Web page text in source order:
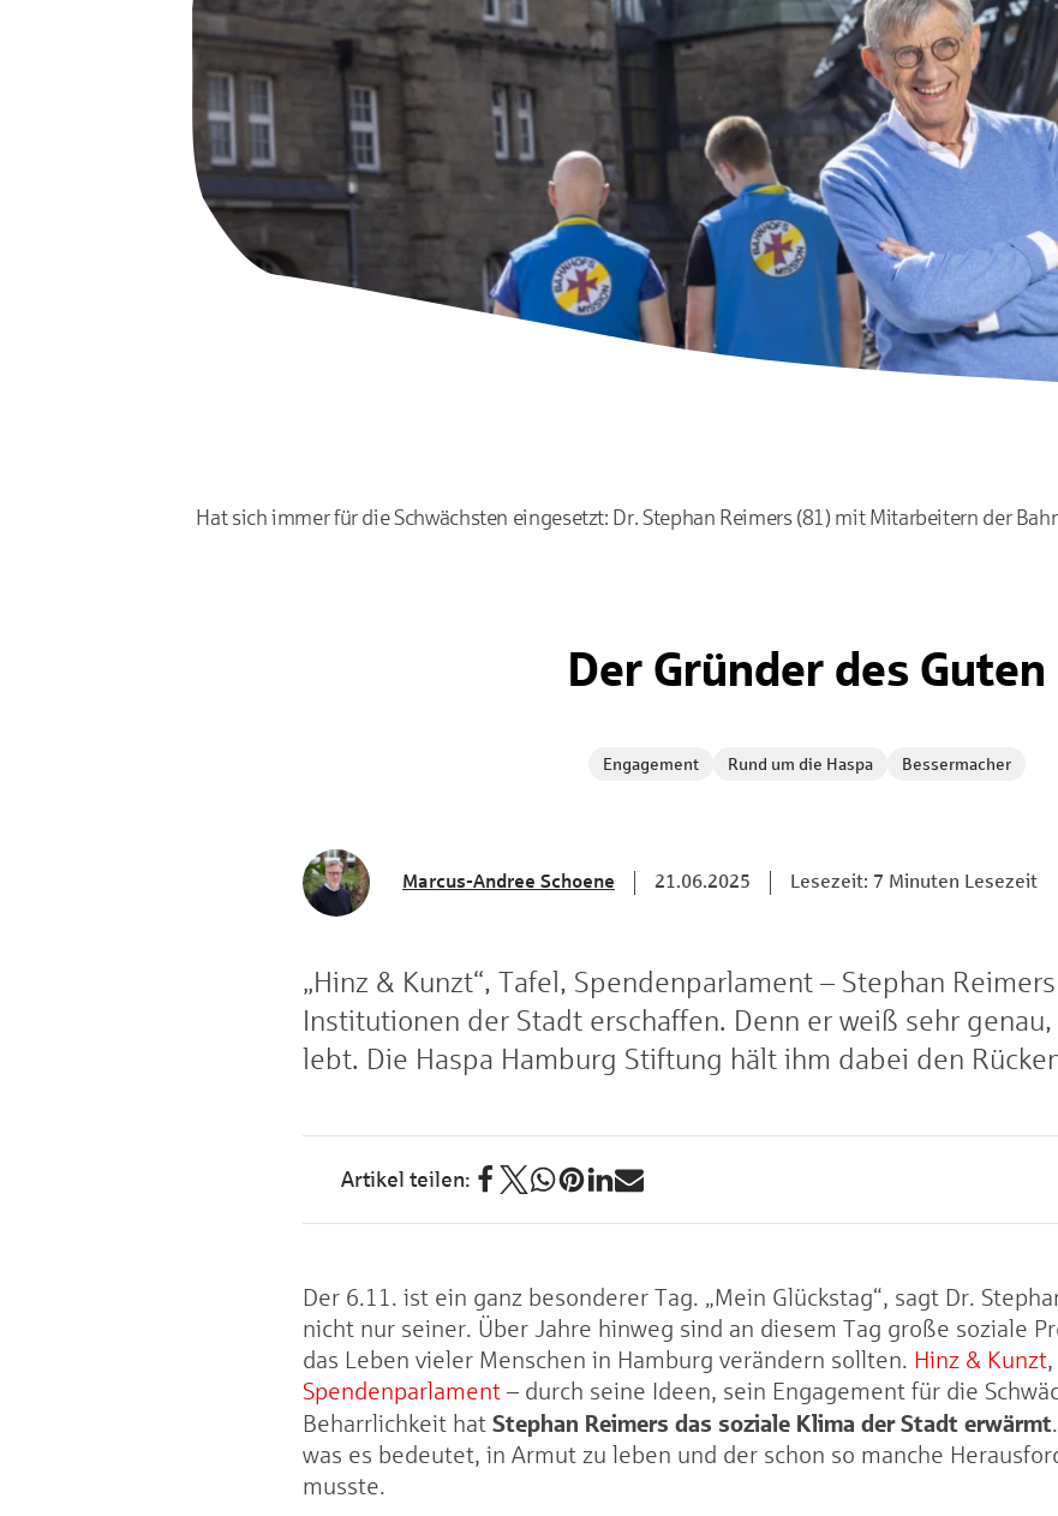
Hat sich immer für die Schwächsten eingesetzt: Dr. Stephan Reimers (81) mit Mitarbeitern der
Der Gründer des Guten
Engagement Rund um die Haspa Bessermacher
Marcus-Andree Schoene 21.06.2025 Lesezeit: 7 Minuten Lesezeit
„Hinz & Kunzt“, Tafel, Spendenparlament – Stephan
Institutionen der Stadt erschaffen. Denn er weiß sehr
lebt. Die Haspa Hamburg Stiftung hält ihm dabei den
Der 6.11. ist ein ganz besonderer Tag. „Mein Glückstag“, sagt Dr.
nicht nur seiner. Über Jahre hinweg sind an diesem Tag große soziale
das Leben vieler Menschen in Hamburg verändern sollten. Hinz & Kunzt,
Spendenparlament – durch seine Ideen, sein Engagement für die
Beharrlichkeit hat Stephan Reimers das soziale Klima der Stadt erwärmt
was es bedeutet, in Armut zu leben und der schon so manche
musste.